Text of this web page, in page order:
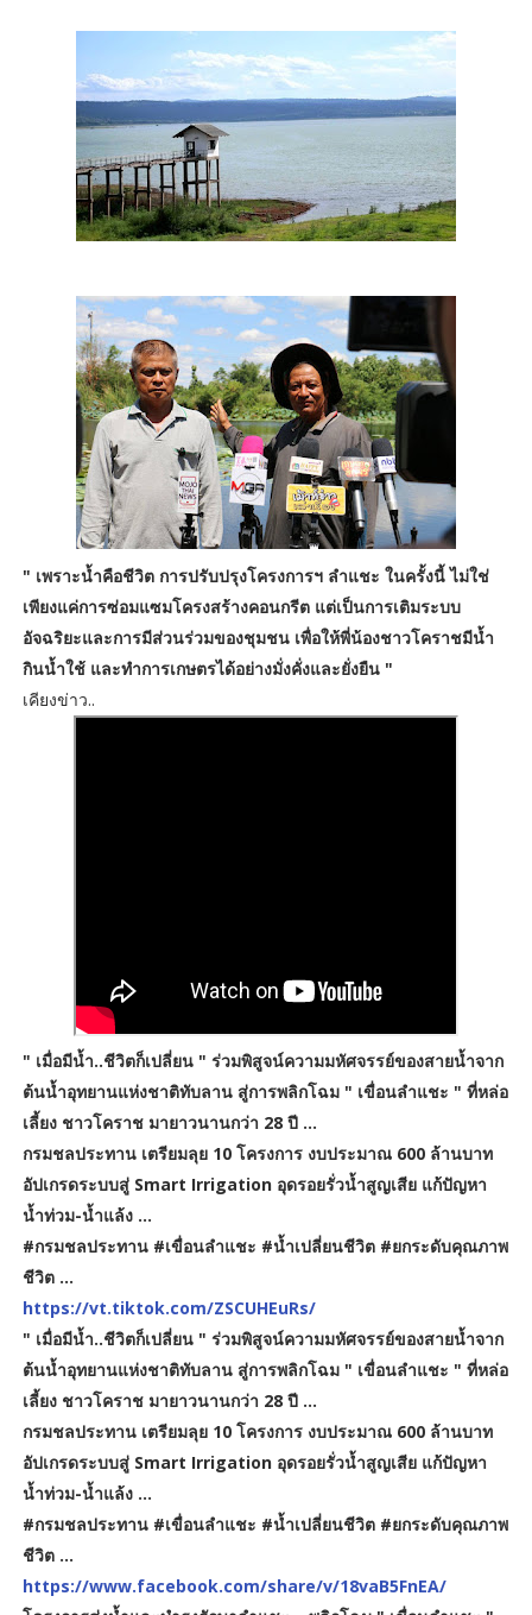
" เพราะน้ำคือชีวิต การปรับปรุงโครงการฯ ลำแชะ ในครั้งนี้ ไม่ใช่
เพียงแค่การซ่อมแซมโครงสร้างคอนกรีต แต่เป็นการเติมระบบ
อัจฉริยะและการมีส่วนร่วมของชุมชน เพื่อให้พี่น้องชาวโคราชมีน้ำ
กินน้ำใช้ และทำการเกษตรได้อย่างมั่งคั่งและยั่งยืน "
เคียงข่าว..
" เมื่อมีน้ำ..ชีวิตก็เปลี่ยน " ร่วมพิสูจน์ความมหัศจรรย์ของสายน้ำจาก
ต้นน้ำอุทยานแห่งชาติทับลาน สู่การพลิกโฉม " เขื่อนลำแชะ " ที่หล่อ
เลี้ยง ชาวโคราช มายาวนานกว่า 28 ปี ...
กรมชลประทาน เตรียมลุย 10 โครงการ งบประมาณ 600 ล้านบาท
อัปเกรดระบบสู่ Smart Irrigation อุดรอยรั่วน้ำสูญเสีย แก้ปัญหา
น้ำท่วม-น้ำแล้ง ...
#กรมชลประทาน #เขื่อนลำแชะ #น้ำเปลี่ยนชีวิต #ยกระดับคุณภาพ
ชีวิต ...
https://vt.tiktok.com/ZSCUHEuRs/
" เมื่อมีน้ำ..ชีวิตก็เปลี่ยน " ร่วมพิสูจน์ความมหัศจรรย์ของสายน้ำจาก
ต้นน้ำอุทยานแห่งชาติทับลาน สู่การพลิกโฉม " เขื่อนลำแชะ " ที่หล่อ
เลี้ยง ชาวโคราช มายาวนานกว่า 28 ปี ...
กรมชลประทาน เตรียมลุย 10 โครงการ งบประมาณ 600 ล้านบาท
อัปเกรดระบบสู่ Smart Irrigation อุดรอยรั่วน้ำสูญเสีย แก้ปัญหา
น้ำท่วม-น้ำแล้ง ...
#กรมชลประทาน #เขื่อนลำแชะ #น้ำเปลี่ยนชีวิต #ยกระดับคุณภาพ
ชีวิต ...
https://www.facebook.com/share/v/18vaB5FnEA/